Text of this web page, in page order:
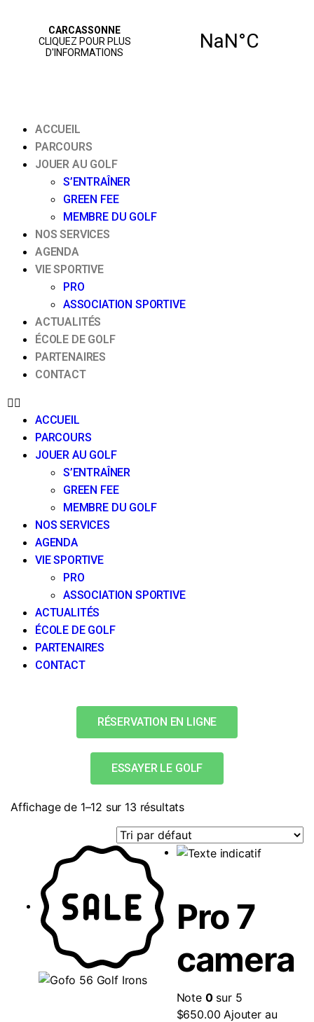
ACCUEIL
PARCOURS
JOUER AU GOLF
S’ENTRAÎNER
GREEN FEE
MEMBRE DU GOLF
NOS SERVICES
AGENDA
VIE SPORTIVE
PRO
ASSOCIATION SPORTIVE
ACTUALITÉS
ÉCOLE DE GOLF
PARTENAIRES
CONTACT
ACCUEIL
PARCOURS
JOUER AU GOLF
S’ENTRAÎNER
GREEN FEE
MEMBRE DU GOLF
NOS SERVICES
AGENDA
VIE SPORTIVE
PRO
ASSOCIATION SPORTIVE
ACTUALITÉS
ÉCOLE DE GOLF
PARTENAIRES
CONTACT
RÉSERVATION EN LIGNE
ESSAYER LE GOLF
Affichage de 1–12 sur 13 résultats
Pro 7
camera
Note 0sur 5
$650.00 Ajouter au